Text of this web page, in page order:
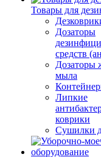
Товары для
Дозаторы
средств
Дозаторы
мыла
Липкие
коврики
Сушилки